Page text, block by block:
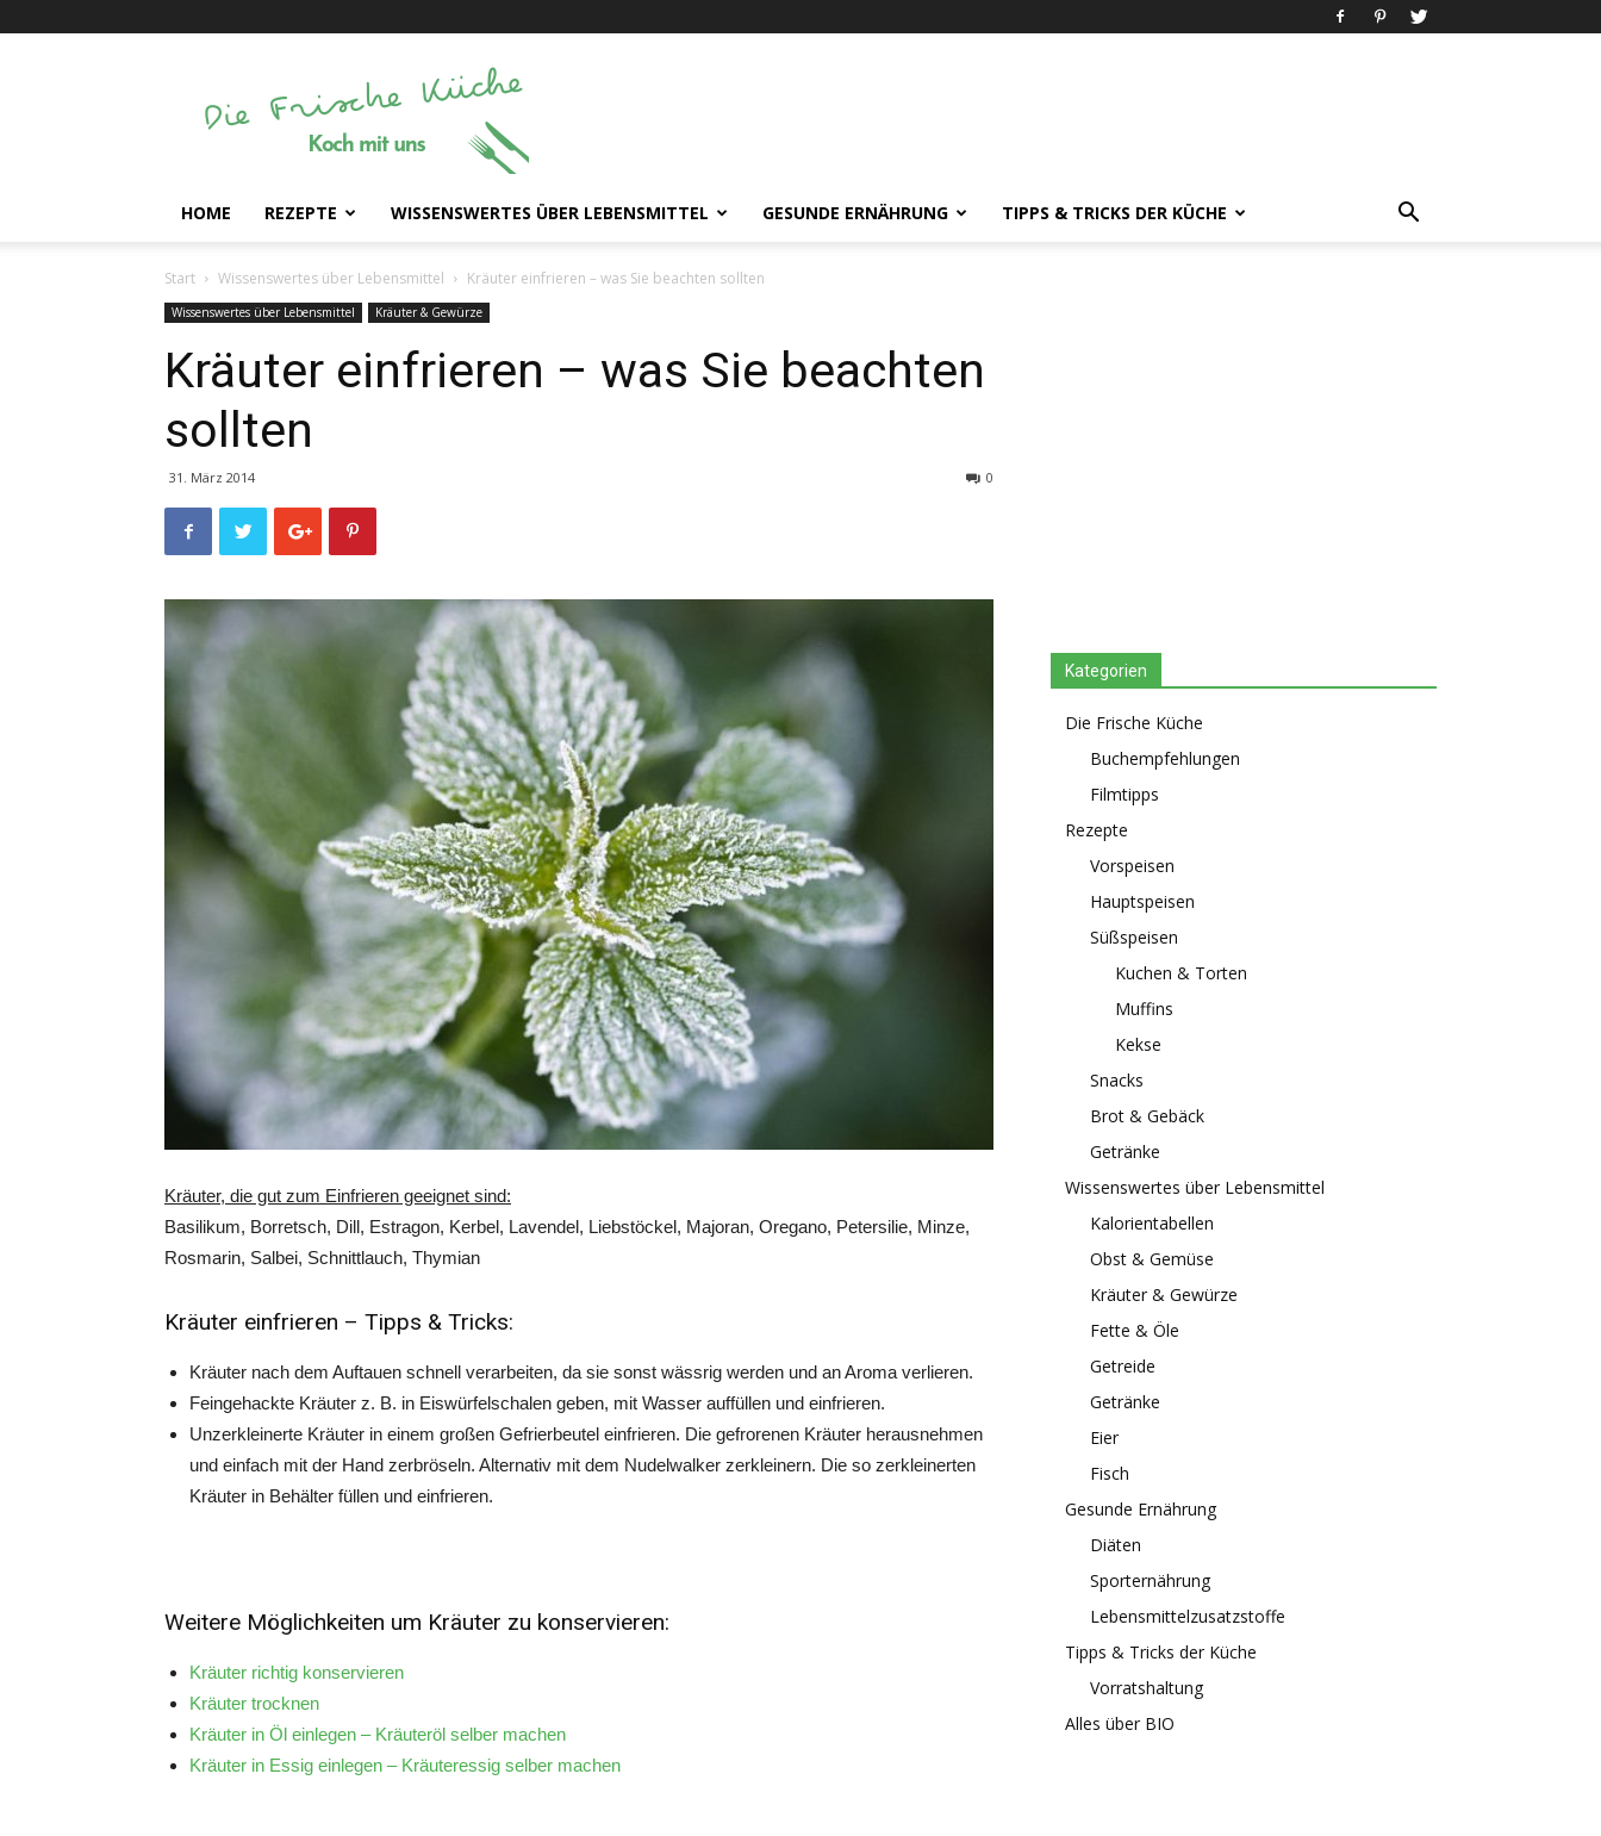
Frische
Küche
HOME REZEPTE WISSENSWERTES ÜBER LEBENSMITTEL GESUNDE ERNÄHRUNG TIPPS & TRICKS DER KÜCHE
Start Wissenswertes über Lebensmittel Kräuter einfrieren – was Sie beachten sollten
Wissenswertes über Lebensmittel Kräuter & Gewürze
Kräuter einfrieren – was Sie beachten
sollten
31. März 2014 0
Kräuter, die gut zum Einfrieren geeignet sind:
Basilikum, Borretsch, Dill, Estragon, Kerbel, Lavendel, Liebstöckel, Majoran, Oregano, Petersilie, Minze,
Rosmarin, Salbei, Schnittlauch, Thymian
Kräuter einfrieren – Tipps & Tricks:
Kräuter nach dem Auftauen schnell verarbeiten, da sie sonst wässrig werden und an Aroma verlieren.
Feingehackte Kräuter z. B. in Eiswürfelschalen geben, mit Wasser auffüllen und einfrieren.
Unzerkleinerte Kräuter in einem großen Gefrierbeutel einfrieren. Die gefrorenen Kräuter herausnehmen
und einfach mit der Hand zerbröseln. Alternativ mit dem Nudelwalker zerkleinern. Die so zerkleinerten
Kräuter in Behälter füllen und einfrieren.
Weitere Möglichkeiten um Kräuter zu konservieren:
Kräuter richtig konservieren
Kräuter trocknen
Kräuter in Öl einlegen – Kräuteröl selber machen
Kräuter in Essig einlegen – Kräuteressig selber machen
Kategorien
Die Frische Küche
Buchempfehlungen
Filmtipps
Rezepte
Vorspeisen
Hauptspeisen
Süßspeisen
Kuchen & Torten
Muffins
Kekse
Snacks
Brot & Gebäck
Getränke
Wissenswertes über Lebensmittel
Kalorientabellen
Obst & Gemüse
Kräuter & Gewürze
Fette & Öle
Getreide
Getränke
Eier
Fisch
Gesunde Ernährung
Diäten
Sporternährung
Lebensmittelzusatzstoffe
Tipps & Tricks der Küche
Vorratshaltung
Alles über BIO